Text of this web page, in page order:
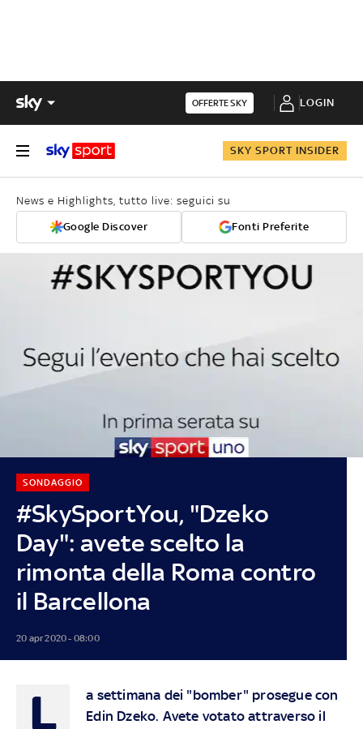
OFFERTE SKY LOGIN
SKY SPORT INSIDER
News e Highlights, tutto live: seguici su
Google Discover Fonti Preferite
#SkySportYou, "Dzeko
Day": avete scelto la
rimonta della Roma contro
il Barcellona
SONDAGGIO
20 apr 2020 - 08:00
L
a settimana dei "bomber" prosegue con
Edin Dzeko. Avete votato attraverso il